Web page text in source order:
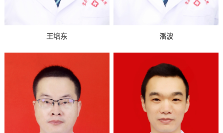
王培东 潘波